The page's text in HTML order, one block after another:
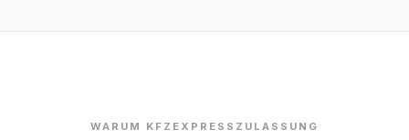
WARUM KFZEXPRESSZULASSUNG